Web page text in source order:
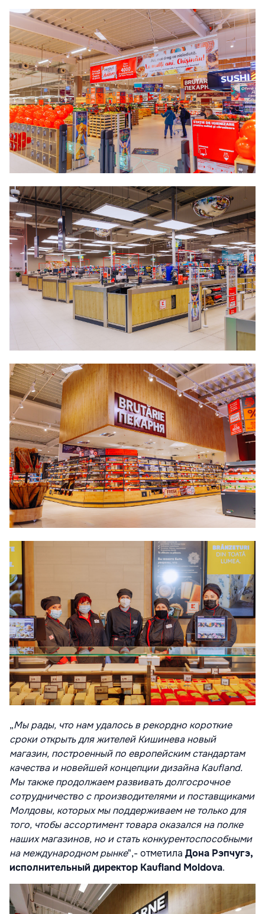
„Мы рады, что нам удалось в рекордно короткие
сроки открыть для жителей Кишинева новый
магазин, построенный по европейским стандартам
качества и новейшей концепции дизайна Kaufland.
Мы также продолжаем развивать долгосрочное
сотрудничество с производителями и поставщиками
Молдовы, которых мы поддерживаем не только для
того, чтобы ассортимент товара оказался на полке
наших магазинов, но и стать конкурентоспособными
на международном рынке",- отметила Дона Рэпчугэ,
исполнительный директор Kaufland Moldova.